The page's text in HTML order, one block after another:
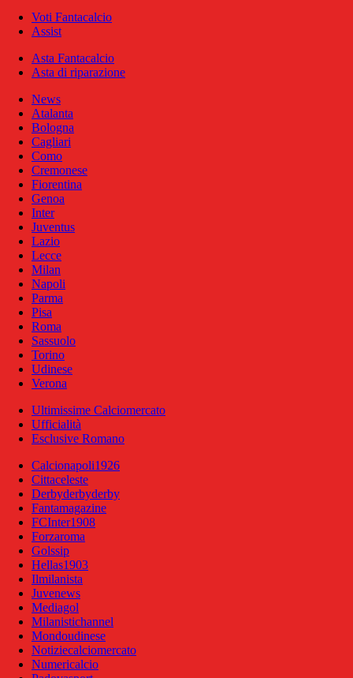
Voti Fantacalcio
Assist
Asta Fantacalcio
Asta di riparazione
News
Atalanta
Bologna
Cagliari
Como
Cremonese
Fiorentina
Genoa
Inter
Juventus
Lazio
Lecce
Milan
Napoli
Parma
Pisa
Roma
Sassuolo
Torino
Udinese
Verona
Ultimissime Calciomercato
Ufficialità
Esclusive Romano
Calcionapoli1926
Cittaceleste
Derbyderbyderby
Fantamagazine
FCInter1908
Forzaroma
Golssip
Hellas1903
Ilmilanista
Juvenews
Mediagol
Milanistichannel
Mondoudinese
Notiziecalciomercato
Numericalcio